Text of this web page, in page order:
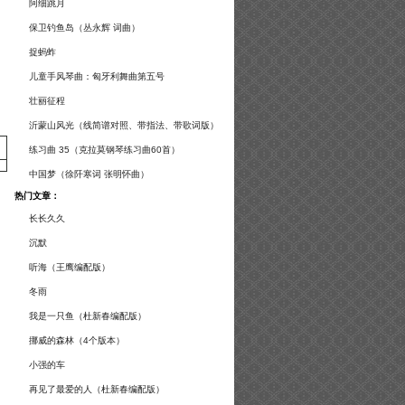
谱及练习提示）
阿细跳月
保卫钓鱼岛（丛永辉 词曲）
捉蚂蚱
儿童手风琴曲：匈牙利舞曲第五号
壮丽征程
沂蒙山风光（线简谱对照、带指法、带歌词版）
练习曲 35（克拉莫钢琴练习曲60首）
中国梦（徐阡寒词 张明怀曲）
热门文章：
长长久久
沉默
听海（王鹰编配版）
冬雨
我是一只鱼（杜新春编配版）
挪威的森林（4个版本）
小强的车
再见了最爱的人（杜新春编配版）